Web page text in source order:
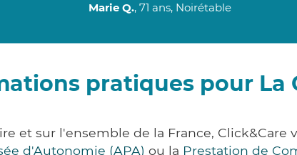
Marie Q., 71 ans, Noirétable
pratiques pour La
et sur l'ensemble de la France, Click&Care
d'Autonomie (APA) ou la Prestation de